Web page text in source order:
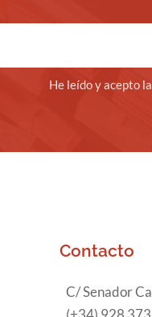
He leído y acepto
Contacto
C/ Senador